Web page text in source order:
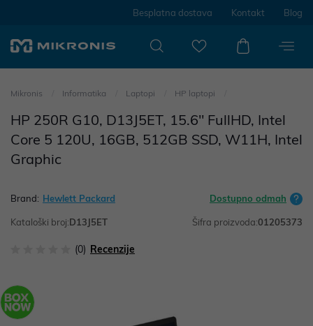
Besplatna dostava Kontakt Blog
Mikronis Informatika Laptopi HP laptopi
HP 250R G10, D13J5ET, 15.6" FullHD, Intel
Core 5 120U, 16GB, 512GB SSD, W11H, Intel
Graphic
Brand: Hewlett Packard Dostupno odmah
Kataloški broj:D13J5ET Šifra proizvoda:01205373
(0) Recenzije